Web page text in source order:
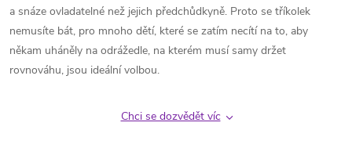
a snáze ovladatelné než jejich předchůdkyně. Proto se tříkolek
nemusíte bát, pro mnoho dětí, které se zatím necítí na to, aby
někam uháněly na odrážedle, na kterém musí samy držet
rovnováhu, jsou ideální volbou.
Chci se dozvědět víc